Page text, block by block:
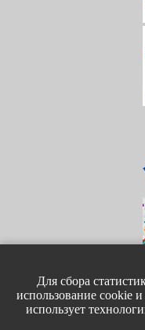
Для сбора
использование cookie
использует